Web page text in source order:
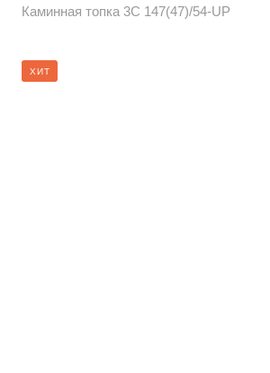
Каминная топка 3С 147(47)/54-UP
ХИТ